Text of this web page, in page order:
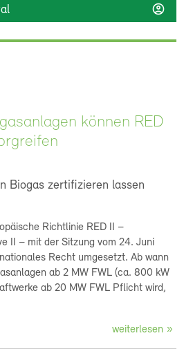
account_circle
können RED
Biogas zertifizieren lassen
Richtlinie RED II –
II – mit der Sitzung vom 24. Juni
Recht umgesetzt. Ab wann
ab 2 MW FWL (ca. 800 kW
ab 20 MW FWL Pflicht wird,
weiterlesen